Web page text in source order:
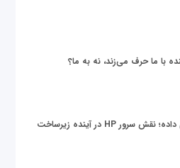
با ما حرف می‌زند، نه به ما؟
زیر پوست دنیای داده؛ نقش سرور HP در آینده زیرساخت